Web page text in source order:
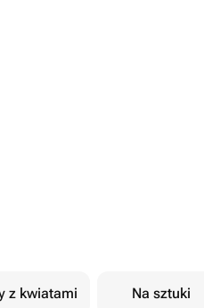
z kwiatami Na sztuki